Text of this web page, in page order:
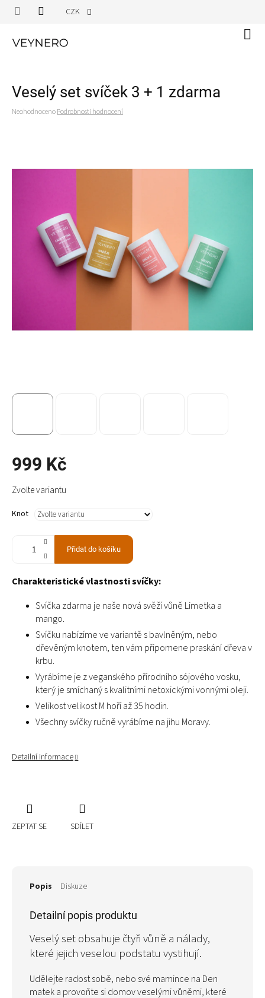
Přejít
CZK
Veselý set svíček 3 + 1 zdarma
Průměrné
z
NeohodnocenoPodrobnosti hodnocení
999 Kč
Měrná
cena:
Zvolte variantu
Knot
Přidat do košíku
Charakteristické vlastnosti svíčky:
Svíčka zdarma je naše nová svěží vůně Limetka a
mango.
Svíčku nabízíme ve variantě s bavlněným, nebo
dřevěným knotem, ten vám připomene praskání dřeva v
krbu.
Vyrábíme je z veganského přírodního sójového vosku,
který je smíchaný s kvalitními netoxickými vonnými oleji.
Velikost velikost M hoří až 35 hodin.
Všechny svíčky ručně vyrábíme na jihu Moravy.
Detailní informace
ZEPTAT SE SDÍLET
Popis Diskuze
Detailní popis produktu
Veselý set obsahuje čtyři vůně a nálady,
které jejich veselou podstatu vystihují.
Udělejte radost sobě, nebo své mamince na Den
matek a provoňte si domov veselými vůněmi, které